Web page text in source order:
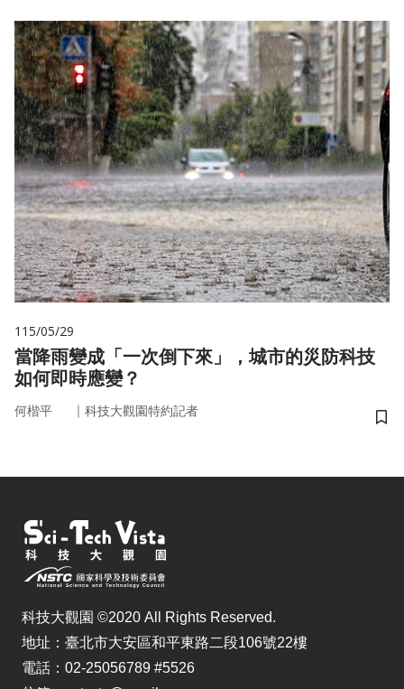
115/05/29
當降雨變成「一次倒下來」，城市的災防科技
如何即時應變？
何楷平 ｜ 科技大觀園特約記者
儲
科技大觀園 ©2020 All Rights Reserved.
地址：臺北市大安區和平東路二段106號22樓
電話：02-25056789 #5526